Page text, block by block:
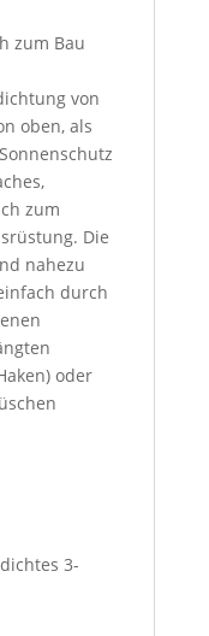
zum Bau
von
oben, als
zum
Die
nahezu
durch
oder
3-